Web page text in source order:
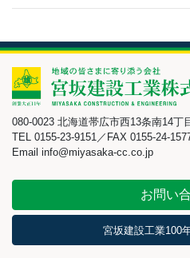
080-0023 北海道帯広市西13条南14丁
TEL 0155-23-9151／FAX 0155-24-
Email info@miyasaka-cc.co.jp
お問い
宮坂建設工業100